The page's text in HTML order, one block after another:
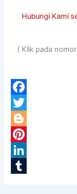
Hubungi Kami
( Klik pada
F
a
c
e
b
T
w
B
o
P